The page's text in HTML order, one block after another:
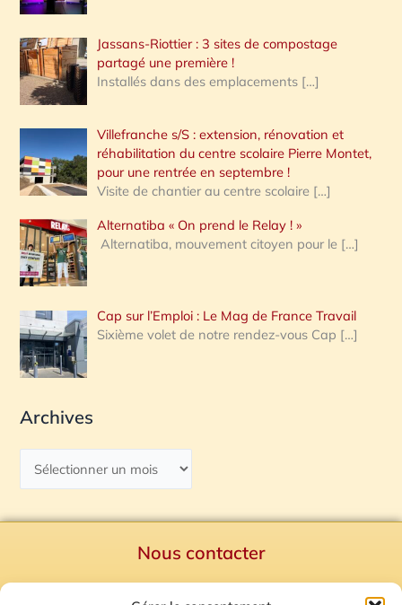
Jassans-Riottier : 3 sites de compostage
partagé une première !
Installés dans des emplacements […]
Villefranche s/S : extension, rénovation et
réhabilitation du centre scolaire Pierre Montet,
pour une rentrée en septembre !
Visite de chantier au centre scolaire […]
Alternatiba « On prend le Relay ! »
Alternatiba, mouvement citoyen pour le […]
Cap sur l’Emploi : Le Mag de France Travail
Sixième volet de notre rendez-vous Cap […]
Archives
Nous contacter